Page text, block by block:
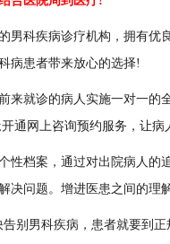
科疾病诊疗机构，拥有优
病患者带来放心的选择!
就诊的病人实施一对一的
通网上咨询预约服务，让病
档案，通过对出院病人的
问题。增进医患之间的理
男科疾病，患者就要到正